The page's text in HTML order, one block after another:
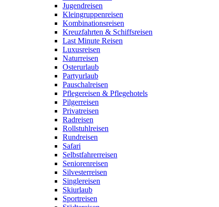
Jugendreisen
Kleingruppenreisen
Kombinationsreisen
Kreuzfahrten & Schiffsreisen
Last Minute Reisen
Luxusreisen
Naturreisen
Osterurlaub
Partyurlaub
Pauschalreisen
Pflegereisen & Pflegehotels
Pilgerreisen
Privatreisen
Radreisen
Rollstuhlreisen
Rundreisen
Safari
Selbstfahrerreisen
Seniorenreisen
Silvesterreisen
Singlereisen
Skiurlaub
Sportreisen